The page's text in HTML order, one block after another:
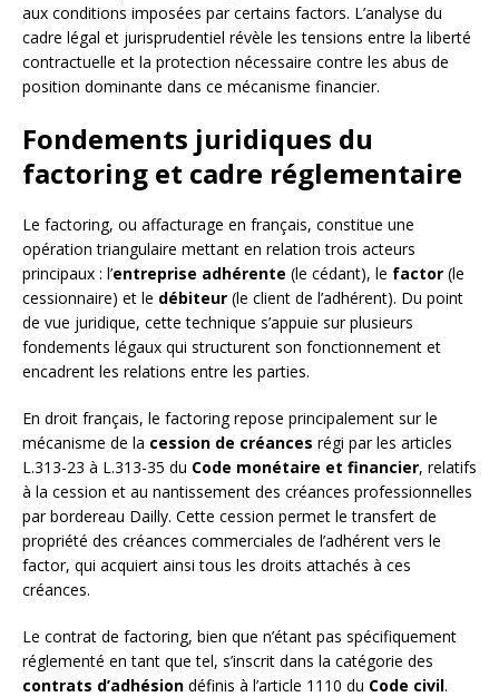
aux conditions imposées par certains factors. L’analyse du
cadre légal et jurisprudentiel révèle les tensions entre la liberté
contractuelle et la protection nécessaire contre les abus de
position dominante dans ce mécanisme financier.
Fondements juridiques du
factoring et cadre réglementaire
Le factoring, ou affacturage en français, constitue une
opération triangulaire mettant en relation trois acteurs
principaux : l’entreprise adhérente (le cédant), le factor (le
cessionnaire) et le débiteur (le client de l’adhérent). Du point
de vue juridique, cette technique s’appuie sur plusieurs
fondements légaux qui structurent son fonctionnement et
encadrent les relations entre les parties.
En droit français, le factoring repose principalement sur le
mécanisme de la cession de créances régi par les articles
L.313-23 à L.313-35 du Code monétaire et financier, relatifs
à la cession et au nantissement des créances professionnelles
par bordereau Dailly. Cette cession permet le transfert de
propriété des créances commerciales de l’adhérent vers le
factor, qui acquiert ainsi tous les droits attachés à ces
créances.
Le contrat de factoring, bien que n’étant pas spécifiquement
réglementé en tant que tel, s’inscrit dans la catégorie des
contrats d’adhésion définis à l’article 1110 du Code civil.